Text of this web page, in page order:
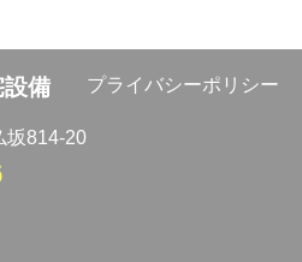
備
坂814-20
プライバシーポリシー